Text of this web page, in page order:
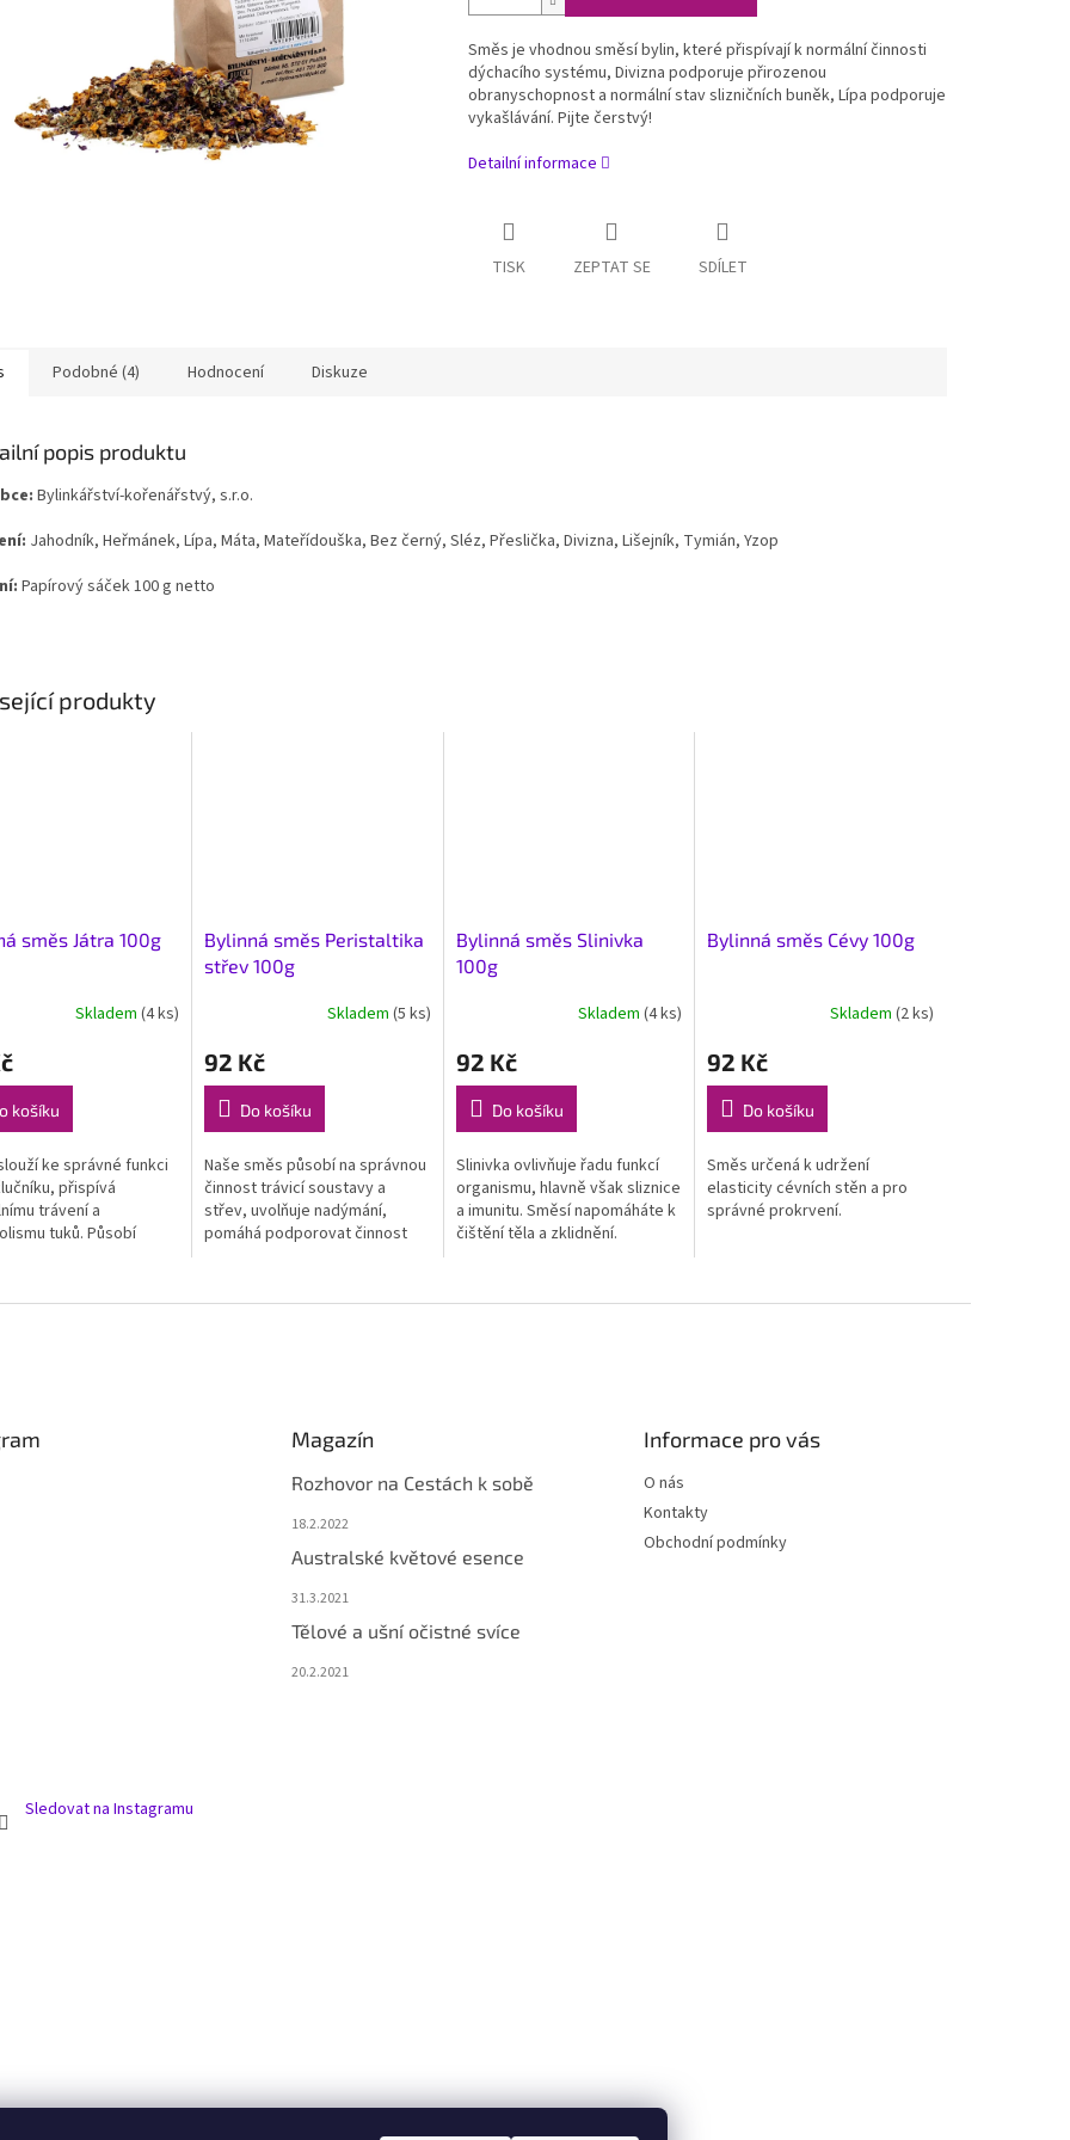
Směs je vhodnou směsí bylin, které přispívají k normální činnosti
dýchacího systému, Divizna podporuje přirozenou
obranyschopnost a normální stav slizničních buněk, Lípa podporuje
vykašlávání. Pijte čerstvý!
Detailní informace
TISK ZEPTAT SE SDÍLET
produkty
směs Játra 100g
Skladem (4 ks)
košíku
ke správné funkci
přispívá
trávení a
tuků. Působí
Bylinná směs Peristaltika
střev 100g
Skladem (5 ks)
92 Kč
Do košíku
Naše směs působí na správnou
činnost trávicí soustavy a
střev, uvolňuje nadýmání,
pomáhá podporovat činnost
Bylinná směs Slinivka
100g
Skladem(4 ks)
92 Kč
Do košíku
Slinivka ovlivňuje řadu funkcí
organismu, hlavně však sliznice
a imunitu. Směsí napomáháte k
čištění těla a zklidnění.
Bylinná směs Cévy 100g
Skladem (2 ks)
92 Kč
Do košíku
Směs určená k udržení
elasticity cévních stěn a pro
správné prokrvení.
Podobné (4) Hodnocení Diskuze
popis produktu
Bylinkářství-kořenářstvý, s.r.o.
Jahodník, Heřmánek, Lípa, Máta, Mateřídouška, Bez černý, Sléz, Přeslička, Divizna, Lišejník, Tymián, Yzop
Papírový sáček 100 g netto
Sledovat na Instagramu
Magazín
Rozhovor na Cestách k sobě
18.2.2022
Australské květové esence
31.3.2021
Tělové a ušní očistné svíce
20.2.2021
Informace pro vás
O nás
Kontakty
Obchodní podmínky